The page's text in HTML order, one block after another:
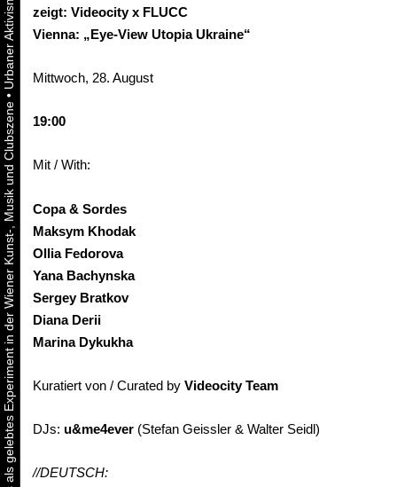
Urbaner Aktivismus als gelebtes Experiment in der Wiener Kunst-, Musik und Clubszene
•
zeigt: Videocity x FLUCC
Vienna: „Eye-View Utopia Ukraine“
Mittwoch, 28. August
19:00
Mit / With:
Copa & Sordes
Maksym Khodak
Ollia Fedorova
Yana Bachynska
Sergey Bratkov
Diana Derii
Marina Dykukha
Kuratiert von / Curated by Videocity Team
DJs: u&me4ever (Stefan Geissler & Walter Seidl)
//DEUTSCH: